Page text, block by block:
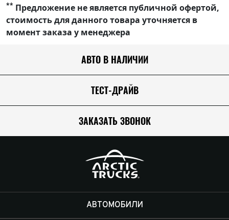
** Предложение не является публичной офертой,
стоимость для данного товара уточняется в
момент заказа у менеджера
АВТО В НАЛИЧИИ
ТЕСТ-ДРАЙВ
ЗАКАЗАТЬ ЗВОНОК
АВТОМОБИЛИ